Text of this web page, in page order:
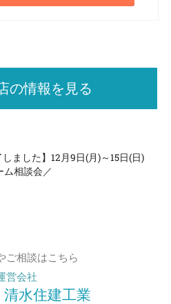
の情報を見る
しました】12月9日(月)～15日(日)
ム相談会／
ご相談はこちら
営会社
水住建工業